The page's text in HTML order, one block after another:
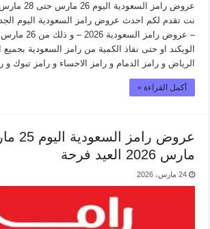
نت تقدم لكم احدث عروض رامز السعودية اليوم
الويكند او حتى نفاذ الكمية من رامز السعودية بجميع
الرياض و رامز الدمام و رامز الاحساء و رامز تبوك
أكمل القراءة »
مارس 2026 العيد فرحة
24 مارس، 2026